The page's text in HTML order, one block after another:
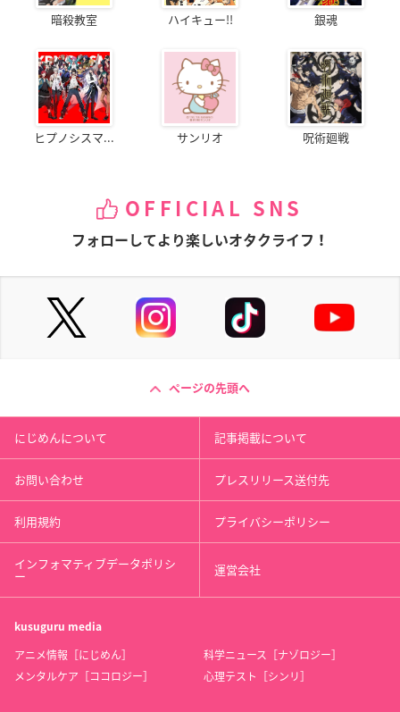
暗殺教室 ハイキュー!! 銀魂
ヒプノシスマ... サンリオ 呪術廻戦
OFFICIAL SNS
フォローしてより楽しいオタクライフ！
ページの先頭へ
にじめんについて 記事掲載について
お問い合わせ プレスリリース送付先
利用規約 プライバシーポリシー
インフォマティブデータポリシ
ー 運営会社
kusuguru media
アニメ情報［にじめん］
科学ニュース［ナゾロジー］
メンタルケア［ココロジー］
心理テスト［シンリ］